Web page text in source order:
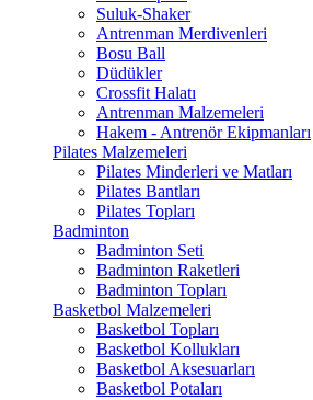
Suluk-Shaker
Antrenman Merdivenleri
Bosu Ball
Düdükler
Crossfit Halatı
Antrenman Malzemeleri
Hakem - Antrenör Ekipmanları
Pilates Malzemeleri
Pilates Minderleri ve Matları
Pilates Bantları
Pilates Topları
Badminton
Badminton Seti
Badminton Raketleri
Badminton Topları
Basketbol Malzemeleri
Basketbol Topları
Basketbol Kollukları
Basketbol Aksesuarları
Basketbol Potaları